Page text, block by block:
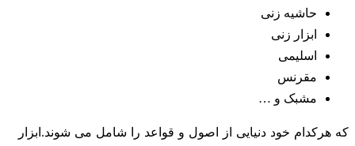
حاشیه زنی
ابزار زنی
اسلیمی
مقرنس
مشبک و …
که هرکدام خود دنیایی از اصول و قواعد را شامل می شوند.ابزار